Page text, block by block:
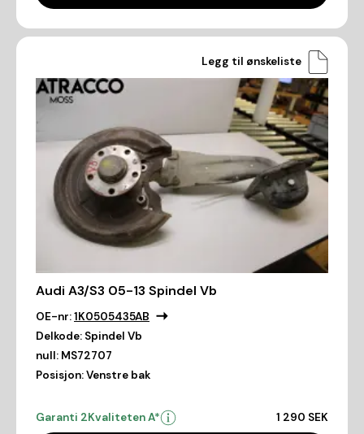
Legg til ønskeliste
Audi A3/S3 05-13 Spindel Vb
OE-nr:1K0505435AB
Delkode: Spindel Vb
null: MS72707
Posisjon:Venstre bak
Garanti 2Kvaliteten A* 1 290 SEK